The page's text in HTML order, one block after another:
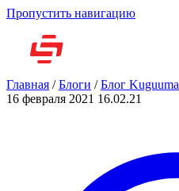
Пропустить навигацию
Главная /Блоги /Блог Kuguuma
16 февраля 2021 16.02.21